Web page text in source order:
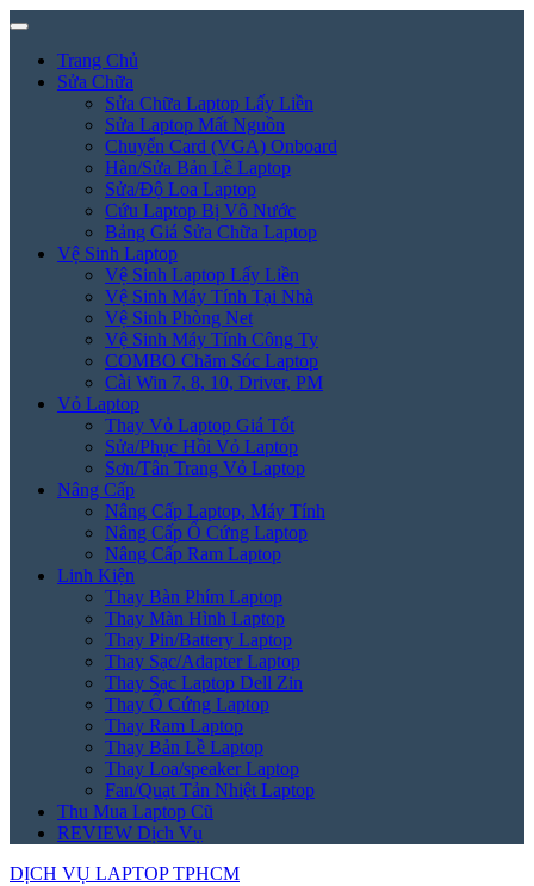
Trang Chủ
Sửa Chữa
Sửa Chữa Laptop Lấy Liền
Sửa Laptop Mất Nguồn
Chuyển Card (VGA) Onboard
Hàn/Sửa Bản Lề Laptop
Sửa/Độ Loa Laptop
Cứu Laptop Bị Vô Nước
Bảng Giá Sửa Chữa Laptop
Vệ Sinh Laptop
Vệ Sinh Laptop Lấy Liền
Vệ Sinh Máy Tính Tại Nhà
Vệ Sinh Phòng Net
Vệ Sinh Máy Tính Công Ty
COMBO Chăm Sóc Laptop
Cài Win 7, 8, 10, Driver, PM
Vỏ Laptop
Thay Vỏ Laptop Giá Tốt
Sửa/Phục Hồi Vỏ Laptop
Sơn/Tân Trang Vỏ Laptop
Nâng Cấp
Nâng Cấp Laptop, Máy Tính
Nâng Cấp Ổ Cứng Laptop
Nâng Cấp Ram Laptop
Linh Kiện
Thay Bàn Phím Laptop
Thay Màn Hình Laptop
Thay Pin/Battery Laptop
Thay Sạc/Adapter Laptop
Thay Sạc Laptop Dell Zin
Thay Ổ Cứng Laptop
Thay Ram Laptop
Thay Bản Lề Laptop
Thay Loa/speaker Laptop
Fan/Quạt Tản Nhiệt Laptop
Thu Mua Laptop Cũ
REVIEW Dịch Vụ
DỊCH VỤ LAPTOP TPHCM